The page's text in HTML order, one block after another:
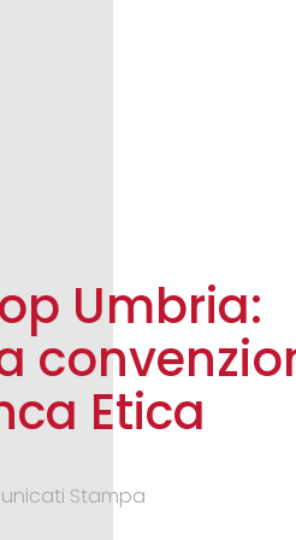
Umbria:
Etica
Stampa